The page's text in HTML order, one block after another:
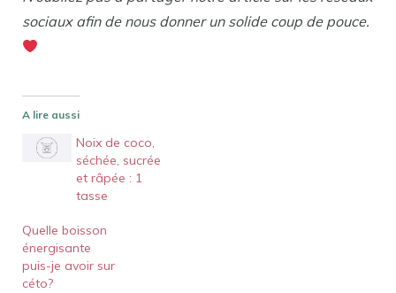
sociaux afin de nous donner un solide coup de pouce.
A lire aussi
Noix de coco,
séchée, sucrée
et râpée : 1
tasse
Quelle boisson
énergisante
puis-je avoir sur
céto?